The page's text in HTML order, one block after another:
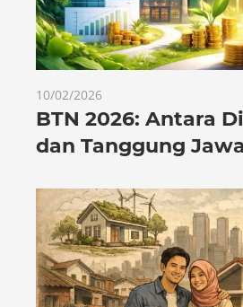
10/02/2026
BTN 2026: Antara
dan Tanggung